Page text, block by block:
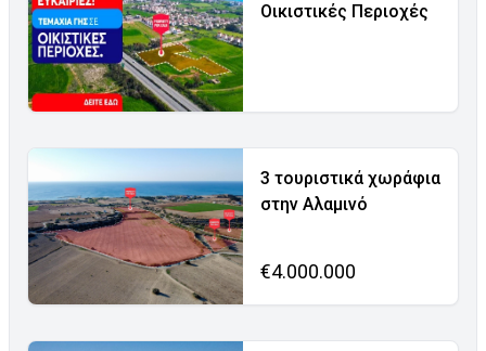
Οικιστικές Περιοχές
3 τουριστικά χωράφια
στην Αλαμινό
€4.000.000